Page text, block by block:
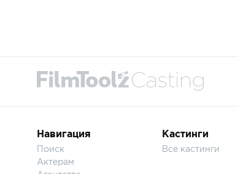
Навигация
Поиск
Актерам
Кастинги
Все кастинги